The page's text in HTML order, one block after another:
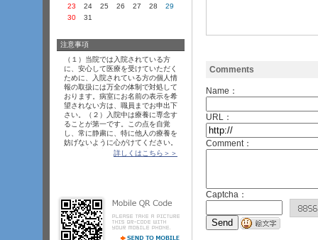
Comments
Name：
URL：
Comment：
Captcha：
23
24 25 26 27 28
29
30
31
注意事項
（１ ­）当院では入院されている方
に、安心して医療を受けていただく
ために、入院されている方の個人情
報の取扱には万全の体制で対処して
おります。病室にお名前の表示を希
望されない方は、職員までお申出下
さい。（２ ­）入院中は療養に専念す
ることが第一です。この点を自覚
し、常に静粛に、特に他人の療養を
妨げないように心がけてください。
­）入院中は一日でも早く回復し
て病棟看護師を通じ担当医の許可を
受けてください。（５­）電気器具・
暖房器具の使用には、病院長の許可
が必要です。ご使用を希望される方
は、病棟看護師．
­．­．
詳しくはこちら＞＞